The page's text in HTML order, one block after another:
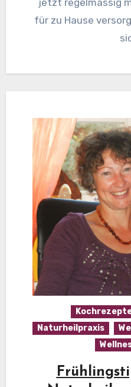
jetzt regelmässig
für zu Hause
Naturheilpraxis